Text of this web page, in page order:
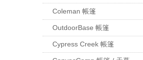
Coleman 帳篷
OutdoorBase 帳篷
Cypress Creek 帳篷